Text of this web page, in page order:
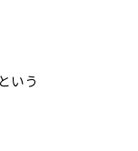
いう